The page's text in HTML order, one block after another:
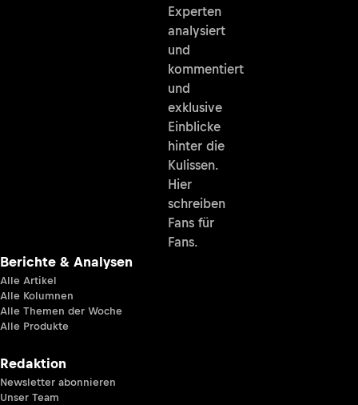
Experten
analysiert
und
kommentiert
und
exklusive
Einblicke
hinter die
Kulissen.
Hier
schreiben
Fans für
Fans.
Berichte & Analysen
Alle Artikel
Alle Kolumnen
Alle Themen der Woche
Alle Produkte
Redaktion
Newsletter abonnieren
Unser Team